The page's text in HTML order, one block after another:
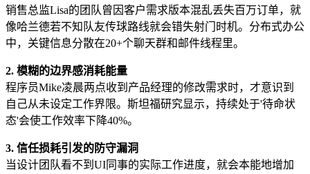
销售总监Lisa的团队曾因客户需求版本混乱丢失百万订单，就
像哈兰德若不知队友传球路线就会错失射门时机。分布式办公
中，关键信息分散在20+个聊天群和邮件线程里。
2. 模糊的边界感消耗能量
程序员Mike凌晨两点收到产品经理的修改需求时，才意识到
自己从未设定工作界限。斯坦福研究显示，持续处于'待命状
态'会使工作效率下降40%。
3. 信任损耗引发的防守漏洞
当设计团队看不到UI同事的实际工作进度，就会本能地增加